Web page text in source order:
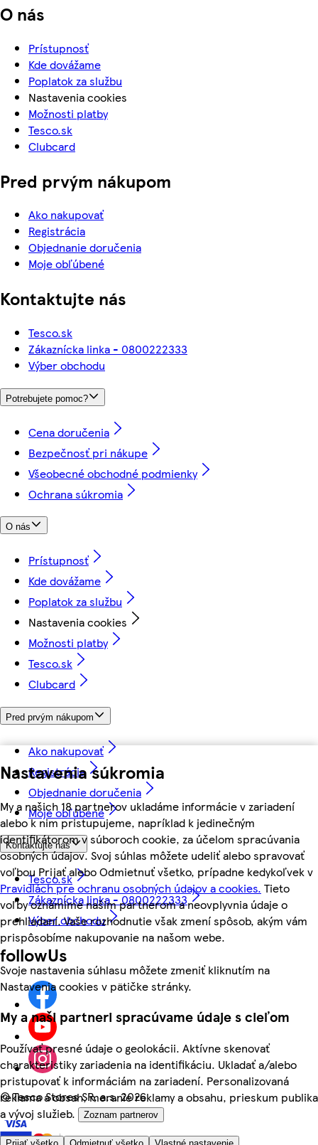
Nastavenia súkromia
My a našich 18 partnerov ukladáme informácie v zariadení
alebo k nim pristupujeme, napríklad k jedinečným
identifikátorom v súboroch cookie, za účelom spracúvania
osobných údajov. Svoj súhlas môžete udeliť alebo spravovať
voľbou Prijať alebo Odmietnuť všetko, prípadne kedykoľvek v
Pravidlách pre ochranu osobných údajov a cookies. Tieto
voľby oznámime našim partnerom a neovplyvnia údaje o
prehliadaní. Vaše rozhodnutie však zmení spôsob, akým vám
prispôsobíme nakupovanie na našom webe.
Svoje nastavenia súhlasu môžete zmeniť kliknutím na
Nastavenia cookies v pätičke stránky.
My a naši partneri spracúvame údaje s cieľom
Používať presné údaje o geolokácii. Aktívne skenovať
charakteristiky zariadenia na identifikáciu. Ukladať a/alebo
pristupovať k informáciám na zariadení. Personalizovaná
reklama a obsah, meranie reklamy a obsahu, prieskum publika
a vývoj služieb.
Zoznam partnerov
O nás
Prístupnosť
Kde dovážame
Poplatok za službu
Nastavenia cookies
Možnosti platby
Tesco.sk
Clubcard
Pred prvým nákupom
Ako nakupovať
Registrácia
Objednanie doručenia
Moje obľúbené
Kontaktujte nás
Tesco.sk
Zákaznícka linka - 0800222333
Výber obchodu
Potrebujete pomoc?
Cena doručenia
Bezpečnosť pri nákupe
Všeobecné obchodné podmienky
Ochrana súkromia
O nás
Prístupnosť
Kde dovážame
Poplatok za službu
Nastavenia cookies
Možnosti platby
Tesco.sk
Clubcard
Pred prvým nákupom
Ako nakupovať
Registrácia
Objednanie doručenia
Moje obľúbené
Kontaktujte nás
Tesco.sk
Zákaznícka linka - 0800222333
Výber obchodu
followUs
©Tesco Stores SR, a.s. 2026